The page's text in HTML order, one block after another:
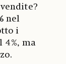
nel
i
4%, ma